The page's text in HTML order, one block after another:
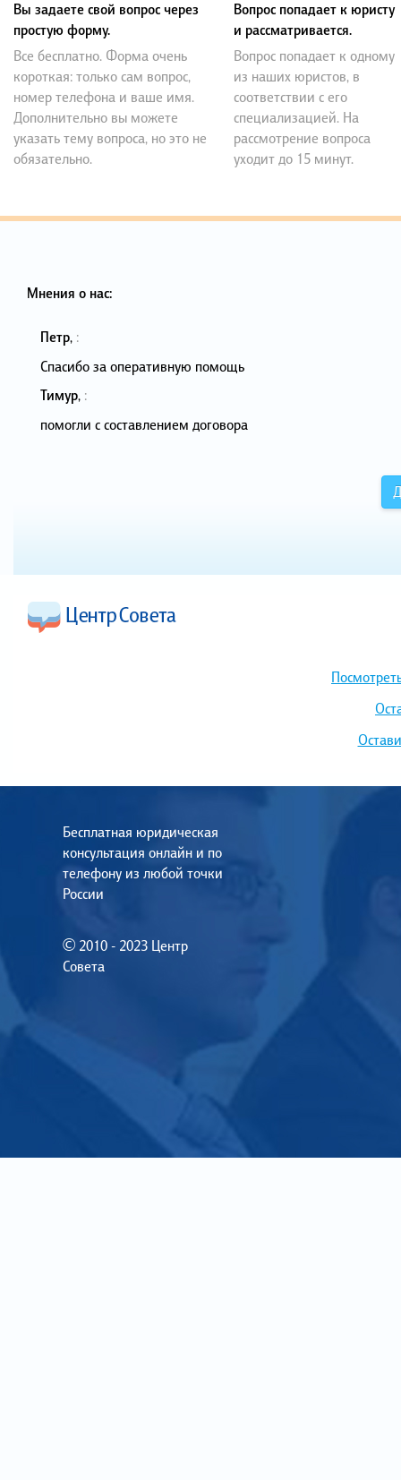
Вы задаете свой вопрос через
простую форму.
Все бесплатно. Форма очень
короткая: только сам вопрос,
номер телефона и ваше имя.
Дополнительно вы можете
указать тему вопроса, но это не
обязательно.
Вопрос попадает к юристу
и рассматривается.
Вопрос попадает к одному
из наших юристов, в
соответствии с его
специализацией. На
рассмотрение вопроса
уходит до 15 минут.
Мнения о нас:
Петр, :
Спасибо за оперативную помощь
Тимур, :
помогли с составлением договора
Бесплатная юридическая
консультация онлайн и по
телефону из любой точки
России
© 2010 - 2023 Центр
Совета